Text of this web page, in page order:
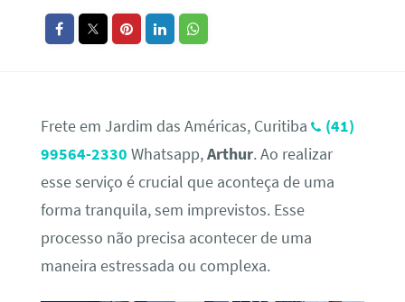
Frete em Jardim das Américas, Curitiba
(41)
99564-2330 Whatsapp,Arthur. Ao realizar
esse serviço é crucial que aconteça de uma
forma tranquila, sem imprevistos. Esse
processo não precisa acontecer de uma
maneira estressada ou complexa.